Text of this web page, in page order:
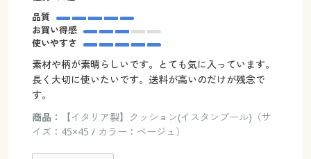
品質
お買い得感
使いやすさ
素材や柄が素晴らしいです。とても気に入っています。
長く大切に使いたいです。送料が高いのだけが残念で
す。
商品：
【イタリア製】クッション(イスタンブール)（サ
イズ：45×45 / カラー：ベージュ）